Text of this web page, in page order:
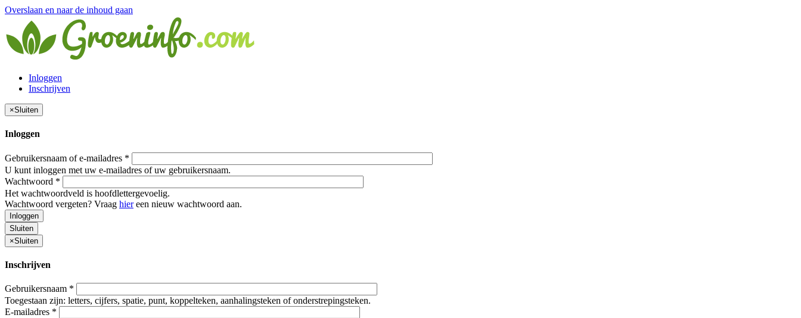
Overslaan en naar de inhoud gaan
Inloggen
Inschrijven
×Sluiten
Inloggen
Gebruikersnaam of e-mailadres *
U kunt inloggen met uw e-mailadres of uw gebruikersnaam.
Wachtwoord *
Het wachtwoordveld is hoofdlettergevoelig.
Wachtwoord vergeten? Vraag hiereen nieuw wachtwoord aan.
Inloggen
Sluiten
×Sluiten
Inschrijven
Gebruikersnaam *
Toegestaan zijn: letters, cijfers, spatie, punt, koppelteken, aanhalingsteken of onderstrepingsteken.
E-mailadres *